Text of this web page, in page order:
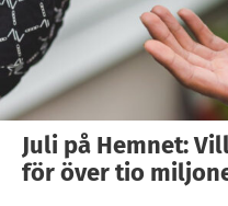
Juli på Hemnet:
för över tio